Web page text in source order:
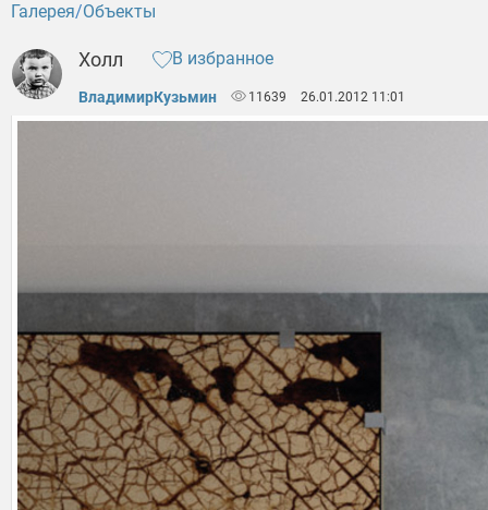
Галерея Объекты
Холл В избранное
ВладимирКузьмин 11639 26.01.2012 11:01